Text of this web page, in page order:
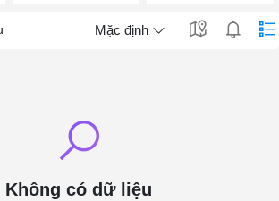
Mặc định
Không có dữ liệu